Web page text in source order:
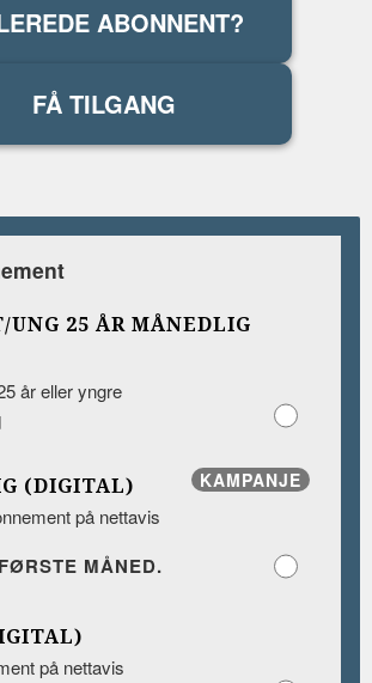
ABONNENT?
FÅ TILGANG
UNG 25 ÅR MÅNEDLIG
år eller yngre
KAMPANJE
(DIGITAL)
på nettavis
1 KR FOR FØRSTE MÅNED.
på nettavis